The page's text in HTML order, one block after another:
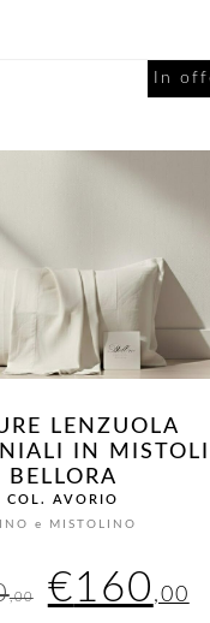
era:
€95,00.
è:
In
LENZUOLA
IN
BELLORA
COL. AVORIO
e MISTOLINO
,00
Il
€160 ,00